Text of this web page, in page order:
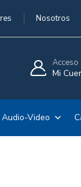
Nosotros
Acceso
Mi
Video